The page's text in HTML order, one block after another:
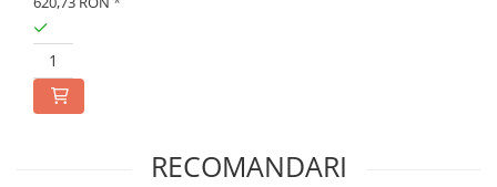
RECOMANDARI